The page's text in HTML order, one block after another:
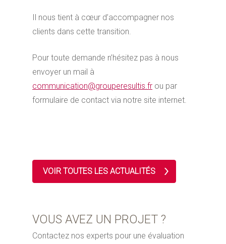
Il nous tient à cœur d’accompagner nos
clients dans cette transition.
Pour toute demande n’hésitez pas à nous
envoyer un mail à
communication@grouperesultis.fr ou par
formulaire de contact via notre site internet.
VOIR TOUTES LES ACTUALITÉS
VOUS AVEZ UN PROJET ?
Contactez nos experts pour une évaluation